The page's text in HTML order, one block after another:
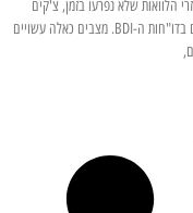
הלוואות שלא נפרעו בזמן, צ'קים
שחזרו, או חובות שלא שולמו – דירוג האשראי שלו נפגע ונרשם בדו"חות ה-BDI. מצבים כאלה עשויים